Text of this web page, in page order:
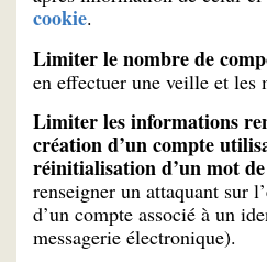
cookie.
Limiter le nombre de
en effectuer une veille et les
Limiter les informations
création d’un compte
réinitialisation d’un mot de
renseigner un attaquant sur
d’un compte associé à un
messagerie électronique).